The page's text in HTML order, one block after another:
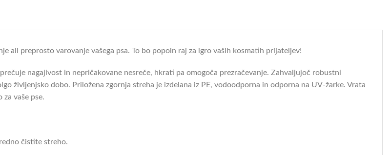
ali preprosto varovanje vašega psa. To bo popoln raj za igro vaših kosmatih prijateljev!
nagajivost in nepričakovane nesreče, hkrati pa omogoča prezračevanje. Zahvaljujoč robustni
življenjsko dobo. Priložena zgornja streha je izdelana iz PE, vodoodporna in odporna na UV-žarke. Vrata
vaše pse.
čistite streho.